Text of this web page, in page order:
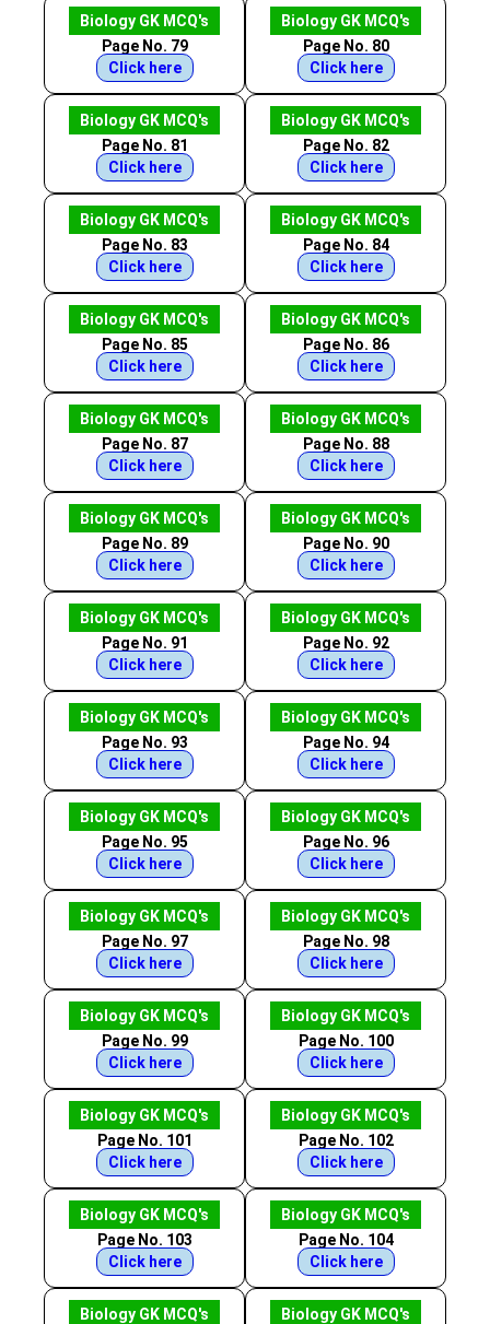
Biology GK MCQ's
Page No. 79
Click here
Biology GK MCQ's
Page No. 80
Click here
Biology GK MCQ's
Page No. 81
Click here
Biology GK MCQ's
Page No. 82
Click here
Biology GK MCQ's
Page No. 83
Click here
Biology GK MCQ's
Page No. 84
Click here
Biology GK MCQ's
Page No. 85
Click here
Biology GK MCQ's
Page No. 86
Click here
Biology GK MCQ's
Page No. 87
Click here
Biology GK MCQ's
Page No. 88
Click here
Biology GK MCQ's
Page No. 89
Click here
Biology GK MCQ's
Page No. 90
Click here
Biology GK MCQ's
Page No. 91
Click here
Biology GK MCQ's
Page No. 92
Click here
Biology GK MCQ's
Page No. 93
Click here
Biology GK MCQ's
Page No. 94
Click here
Biology GK MCQ's
Page No. 95
Click here
Biology GK MCQ's
Page No. 96
Click here
Biology GK MCQ's
Page No. 97
Click here
Biology GK MCQ's
Page No. 98
Click here
Biology GK MCQ's
Page No. 99
Click here
Biology GK MCQ's
Page No. 100
Click here
Biology GK MCQ's
Page No. 101
Click here
Biology GK MCQ's
Page No. 102
Click here
Biology GK MCQ's
Page No. 103
Click here
Biology GK MCQ's
Page No. 104
Click here
Biology GK MCQ's
Biology GK MCQ's